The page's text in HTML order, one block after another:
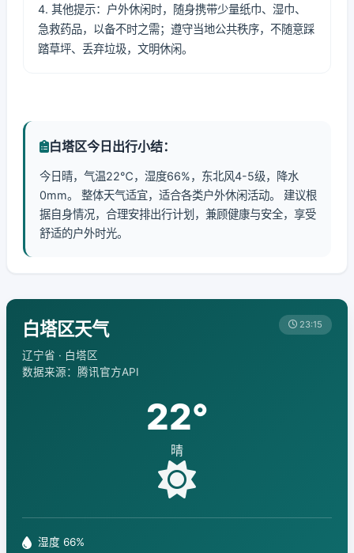
4. 其他提示：户外休闲时，随身携带少量纸巾、湿巾、
急救药品，以备不时之需；遵守当地公共秩序，不随意踩
踏草坪、丢弃垃圾，文明休闲。
白塔区今日出行小结：
今日晴，气温22℃，湿度66%，东北风4-5级，降水
0mm。 整体天气适宜，适合各类户外休闲活动。 建议根
据自身情况，合理安排出行计划，兼顾健康与安全，享受
舒适的户外时光。
白塔区天气
辽宁省 · 白塔区
数据来源：腾讯官方API
23:15
22°
晴
湿度 66%